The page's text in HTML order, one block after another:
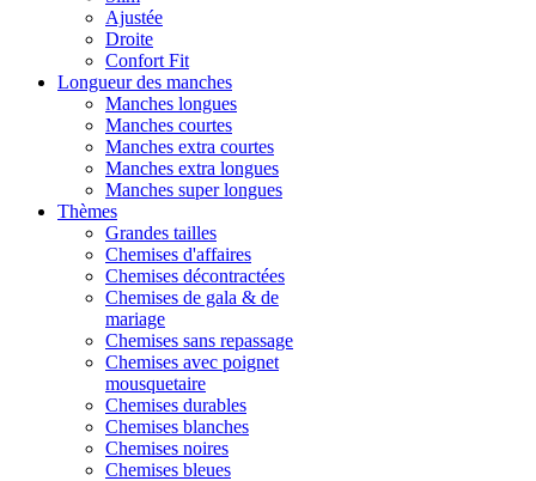
Ajustée
Droite
Confort Fit
Longueur des manches
Manches longues
Manches courtes
Manches extra courtes
Manches extra longues
Manches super longues
Thèmes
Grandes tailles
Chemises d'affaires
Chemises décontractées
Chemises de gala & de
mariage
Chemises sans repassage
Chemises avec poignet
mousquetaire
Chemises durables
Chemises blanches
Chemises noires
Chemises bleues